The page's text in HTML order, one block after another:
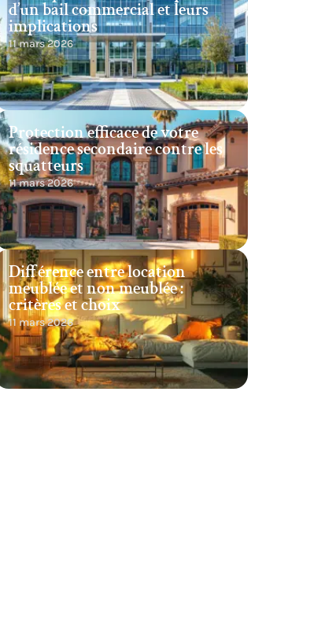
d’un bail commercial et leurs
implications
11 mars 2026
Protection efficace de votre
résidence secondaire contre les
squatteurs
11 mars 2026
Différence entre location
meublée et non meublée :
critères et choix
11 mars 2026